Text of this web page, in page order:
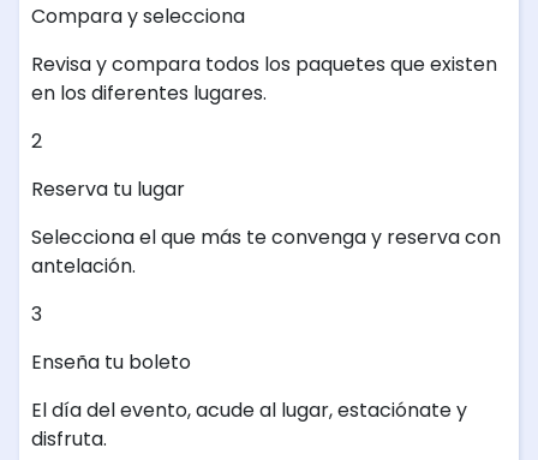
Compara y selecciona
Revisa y compara todos los paquetes que existen
en los diferentes lugares.
2
Reserva tu lugar
Selecciona el que más te convenga y reserva con
antelación.
3
Enseña tu boleto
El día del evento, acude al lugar, estaciónate y
disfruta.